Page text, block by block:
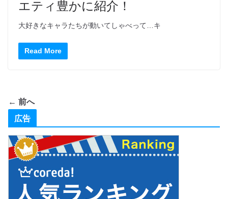
エティ豊かに紹介！
大好きなキャラたちが動いてしゃべって…キ
Read More
← 前へ
広告